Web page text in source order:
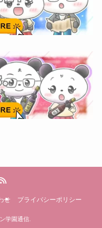
せ プライバシーポリシー
学園通信.